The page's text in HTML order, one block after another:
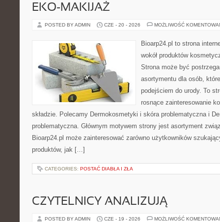
EKO-MAKIJAŻ
POSTED BY ADMIN CZE - 20 - 2026 MOŻLIWOŚĆ
Bioarp24.pl to strona
wokół produktów
Strona może być
asortymentu dla osób,
podejściem do urody. To
rosnące zainteresowanie
składzie. Polecamy Dermokosmetyki i skóra problematyczna i
problematyczna. Głównym motywem strony jest asortyment
Bioarp24.pl może zainteresować zarówno użytkowników
produktów, jak […]
CATEGORIES: POSTAĆ DIABŁA I ZŁA
CZYTELNICY ANALIZUJĄ
POSTED BY ADMIN CZE - 19 - 2026 MOŻLIWOŚĆ